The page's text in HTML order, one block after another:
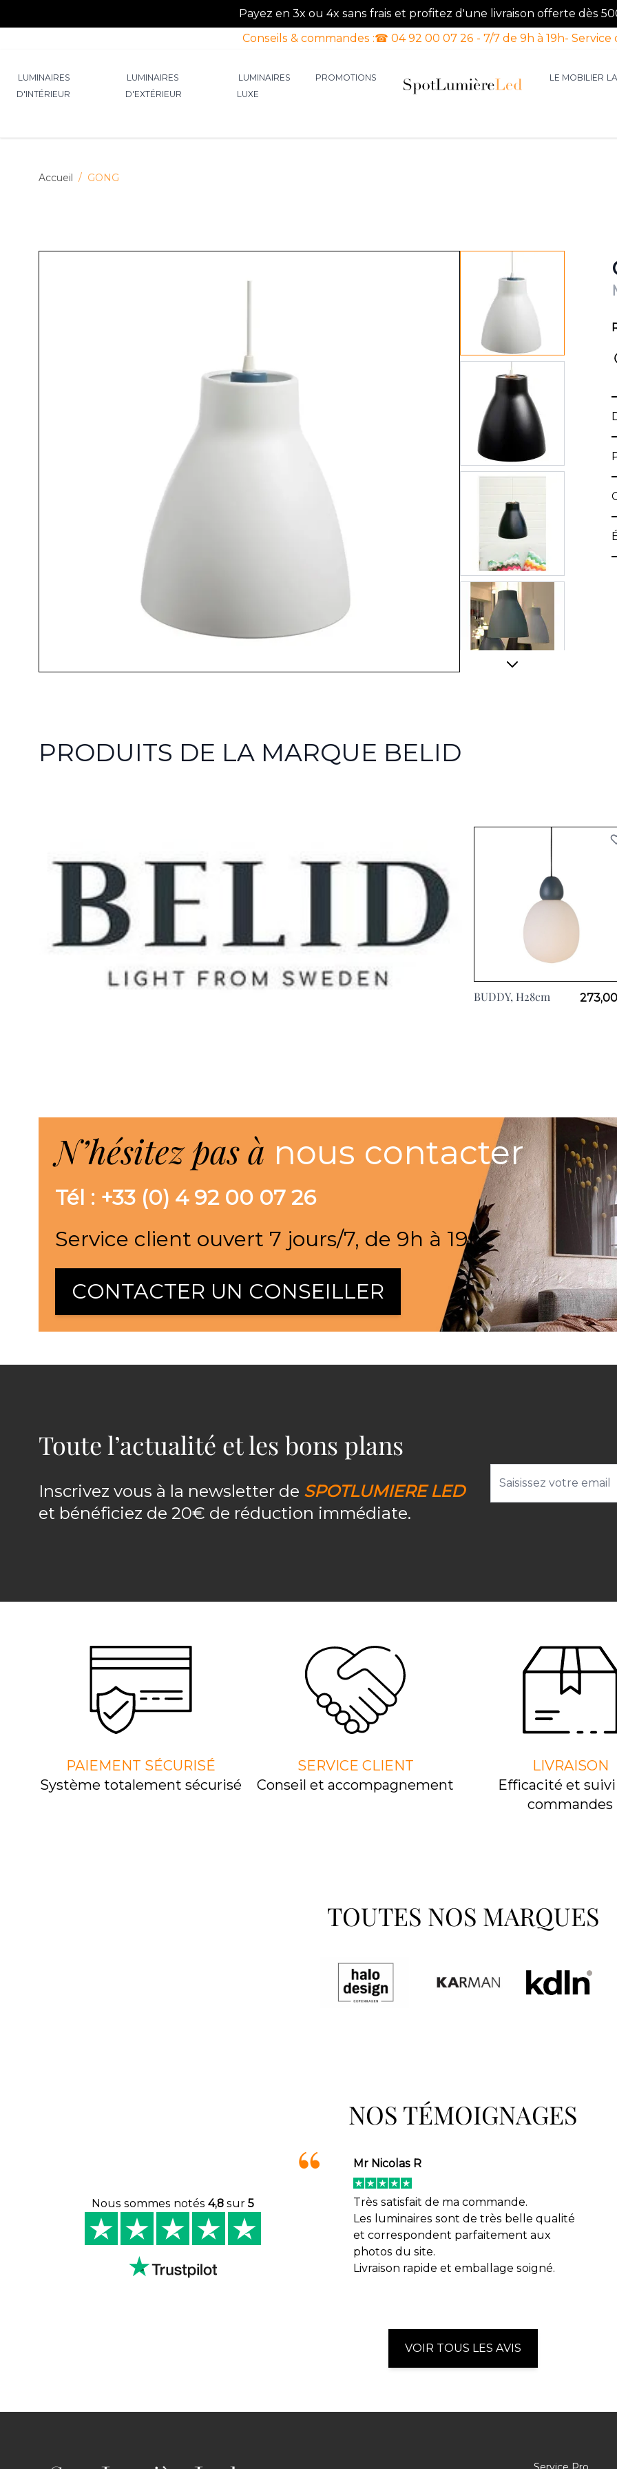
Payez en 3x ou 4x sans frais et profitez d'une livraison offerte dès
Conseils & commandes :☎ 04 92 00 07 26 - 7/7 de 9h à 19h-
LUMINAIRES
D'INTÉRIEUR
LUMINAIRES
D'EXTÉRIEUR
LUMINAIRES
LUXE
PROMOTIONS LE MOBILIER
Accueil / GONG
View larger image
View larger image
PRODUITS DE LA MARQUE BELID
BUDDY, H28cm
N’hésitez pas à nous contacter
Tél : +33 (0) 4 92 00 07 26
Service client ouvert 7 jours/7, de 9h à 19h
CONTACTER UN CONSEILLER
Toute l’actualité et les bons plans
Inscrivez vous à la newsletter de SPOTLUMIERE LED
et bénéficiez de 20€ de réduction immédiate.
PAIEMENT SÉCURISÉ
Système totalement sécurisé
SERVICE CLIENT
Conseil et accompagnement
LIVRAISON
Efﬁcacité et
commandes
TOUTES NOS MARQUES
NOS TÉMOIGNAGES
Nous sommes notés 4,8sur 5
Mr Nicolas R
Très satisfait de ma commande.
Les luminaires sont de très belle qualité
et correspondent parfaitement aux
photos du site.
Livraison rapide et emballage soigné.
VOIR TOUS LES AVIS